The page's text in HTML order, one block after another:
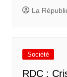
La
Société
RDC :